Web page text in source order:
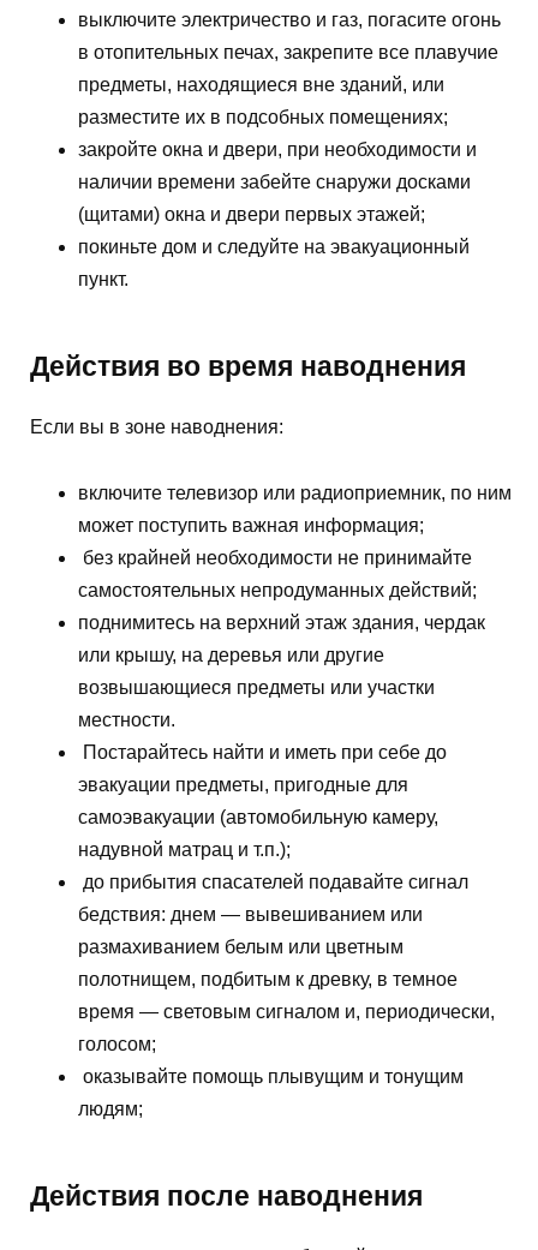
выключите электричество и газ, погасите огонь
в отопительных печах, закрепите все плавучие
предметы, находящиеся вне зданий, или
разместите их в подсобных помещениях;
закройте окна и двери, при необходимости и
наличии времени забейте снаружи досками
(щитами) окна и двери первых этажей;
покиньте дом и следуйте на эвакуационный
пункт.
Действия во время наводнения
Если вы в зоне наводнения:
включите телевизор или радиоприемник, по ним
может поступить важная информация;
без крайней необходимости не принимайте
самостоятельных непродуманных действий;
поднимитесь на верхний этаж здания, чердак
или крышу, на деревья или другие
возвышающиеся предметы или участки
местности.
Постарайтесь найти и иметь при себе до
эвакуации предметы, пригодные для
самоэвакуации (автомобильную камеру,
надувной матрац и т.п.);
до прибытия спасателей подавайте сигнал
бедствия: днем — вывешиванием или
размахиванием белым или цветным
полотнищем, подбитым к древку, в темное
время — световым сигналом и, периодически,
голосом;
оказывайте помощь плывущим и тонущим
людям;
Действия после наводнения